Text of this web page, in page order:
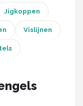
Jigkoppen
Vislijnen